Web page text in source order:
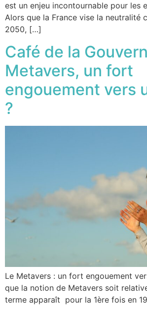
est un enjeu incontournable pour les
Alors que la France vise la neutralité
2050, […]
Café de la
Metavers, un fort
engouement vers
?
Le Metavers : un fort engouement
que la notion de Metavers soit
terme apparaît pour la 1ère fois en